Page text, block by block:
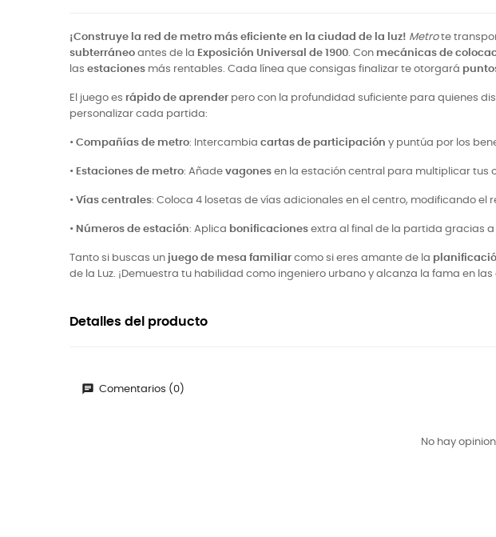
¡Construye la red de metro más eficiente en la ciudad de la luz! Metrote
subterráneo antes de la Exposición Universal de 1900. Con mecánicas de
las estaciones más rentables. Cada línea que consigas finalizar te otorgará
El juego es rápido de aprender pero con la profundidad suficiente para quienes
personalizar cada partida:
• Compañías de metro: Intercambia cartas de participación y puntúa por los
• Estaciones de metro: Añade vagones en la estación central para multiplicar tus
• Vías centrales: Coloca 4 losetas de vías adicionales en el centro, modificando el
• Números de estación: Aplica bonificaciones extra al final de la partida gracias
Tanto si buscas un juego de mesa familiar como si eres amante de la
de la Luz. ¡Demuestra tu habilidad como ingeniero urbano y alcanza la fama en las
Detalles del producto
Comentarios (0)
No hay